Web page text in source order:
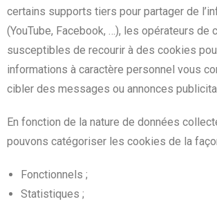
certains supports tiers pour partager de
(YouTube, Facebook, …), les opérateurs de
susceptibles de recourir à des cookies
informations à caractère personnel vous
cibler des messages ou annonces
En fonction de la nature de données
pouvons catégoriser les cookies de la
Fonctionnels ;
Statistiques ;